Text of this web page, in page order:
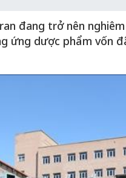
đang trở nên
ứng dược phẩm vốn